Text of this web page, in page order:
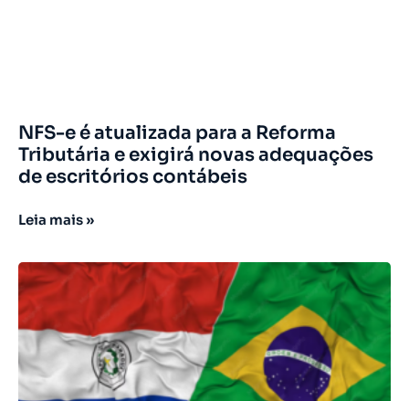
NFS-e é atualizada para a Reforma
Tributária e exigirá novas adequações
de escritórios contábeis
Leia mais »